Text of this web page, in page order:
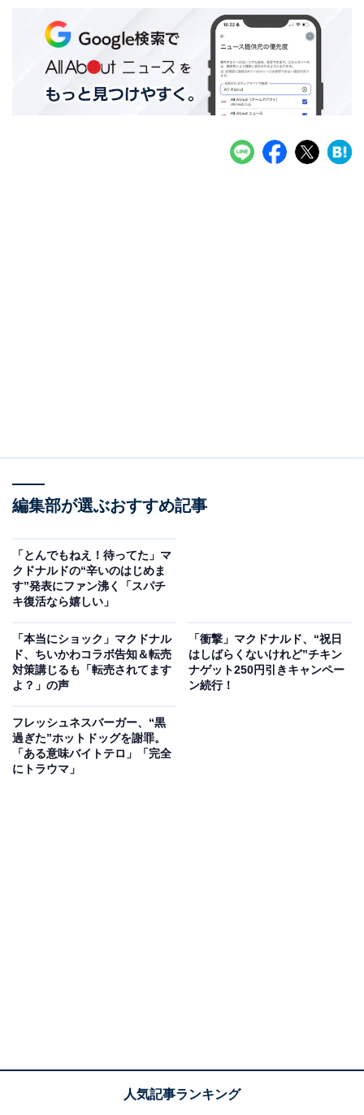
編集部が選ぶおすすめ記事
「とんでもねえ！待ってた」マ
クドナルドの“辛いのはじめま
す”発表にファン沸く「スパチ
キ復活なら嬉しい」
「本当にショック」マクドナル
ド、ちいかわコラボ告知＆転売
対策講じるも「転売されてます
よ？」の声
「衝撃」マクドナルド、“祝日
はしばらくないけれど”チキン
ナゲット250円引きキャンペー
ン続行！
フレッシュネスバーガー、“黒
過ぎた”ホットドッグを謝罪。
「ある意味バイトテロ」「完全
にトラウマ」